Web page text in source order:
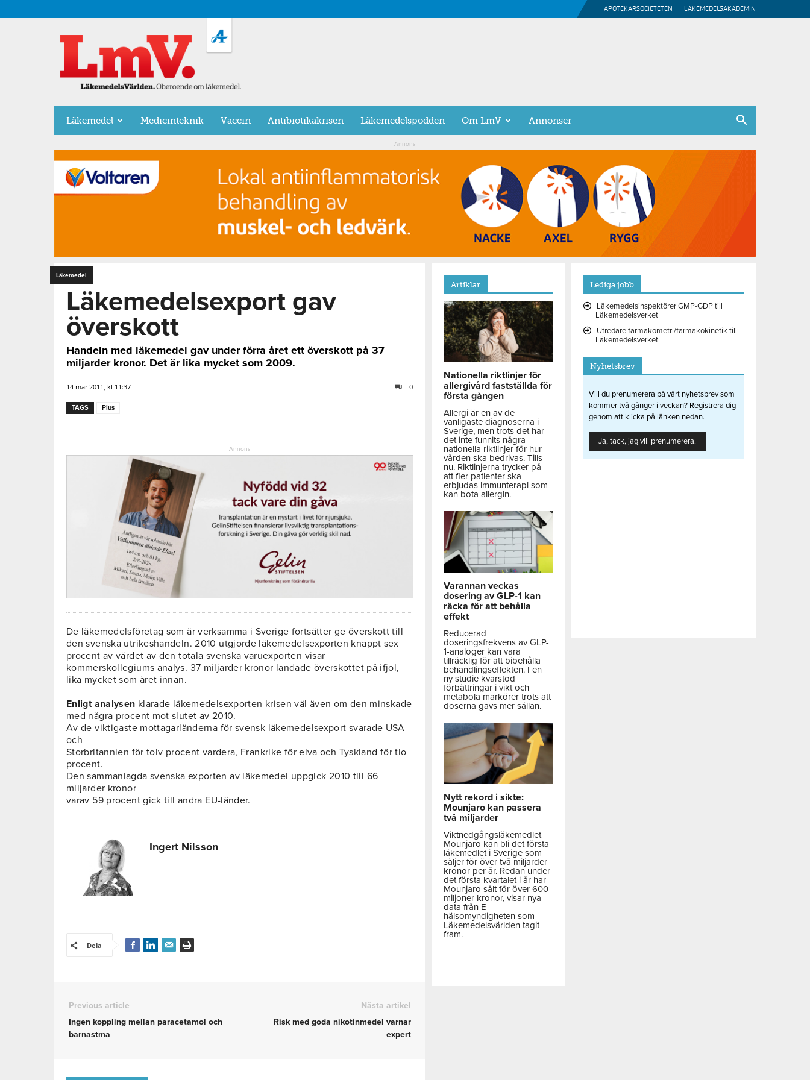
APOTEKARSOCIETETEN LÄKEMEDELSAKADEMIN
LäkemedelsVärlden
Läkemedel Medicinteknik Vaccin Antibiotikakrisen Läkemedelspodden Om LmV Annonser
Annons
Läkemedel
Läkemedelsexport gav
överskott
Handeln med läkemedel gav under förra året ett överskott på 37
miljarder kronor. Det är lika mycket som 2009.
14 mar 2011, kl 11:37 0
TAGS Plus
Annons
De läkemedelsföretag som är verksamma i Sverige fortsätter ge överskott till
den svenska utrikeshandeln. 2010 utgjorde läkemedelsexporten knappt sex
procent av värdet av den totala svenska varuexporten visar
kommerskollegiums analys. 37 miljarder kronor landade överskottet på ifjol,
lika mycket som året innan.
Enligt analysen klarade läkemedelsexporten krisen väl även om den minskade
med några procent mot slutet av 2010.
Av de viktigaste mottagarländerna för svensk läkemedelsexport svarade USA
och
Storbritannien för tolv procent vardera, Frankrike för elva och Tyskland för tio
procent.
Den sammanlagda svenska exporten av läkemedel uppgick 2010 till 66
miljarder kronor
varav 59 procent gick till andra EU-länder.
Ingert Nilsson
Dela
Previous article
Ingen koppling mellan paracetamol och
barnastma
Nästa artikel
Risk med goda nikotinmedel varnar
expert
Artiklar
Nationella riktlinjer för
allergivård fastställda för
första gången
Allergi är en av de
vanligaste diagnoserna i
Sverige, men trots det har
det inte funnits några
nationella riktlinjer för hur
vården ska bedrivas. Tills
nu. Riktlinjerna trycker på
att fler patienter ska
erbjudas immunterapi som
kan bota allergin.
Varannan veckas
dosering av GLP-1 kan
räcka för att behålla
effekt
Reducerad
doseringsfrekvens av GLP-
1-analoger kan vara
tillräcklig för att bibehålla
behandlingseffekten. I en
ny studie kvarstod
förbättringar i vikt och
metabola markörer trots att
doserna gavs mer sällan.
Nytt rekord i sikte:
Mounjaro kan passera
två miljarder
Viktnedgångsläkemedlet
Mounjaro kan bli det första
läkemedlet i Sverige som
säljer för över två miljarder
kronor per år. Redan under
det första kvartalet i år har
Mounjaro sålt för över 600
miljoner kronor, visar nya
data från E-
hälsomyndigheten som
Läkemedelsvärlden tagit
fram.
Lediga jobb
Läkemedelsinspektörer GMP-GDP till
Läkemedelsverket
Utredare farmakometri/farmakokinetik till
Läkemedelsverket
Nyhetsbrev
Vill du prenumerera på vårt nyhetsbrev som
kommer två gånger i veckan? Registrera dig
genom att klicka på länken nedan.
Ja, tack, jag vill prenumerera.